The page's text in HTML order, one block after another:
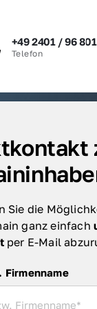
+49 2401 / 96
Telefon
Sie die
ganz einfach
per E-Mail
Firmenname